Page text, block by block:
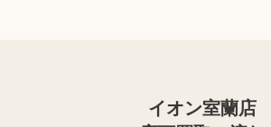
イオン室蘭店